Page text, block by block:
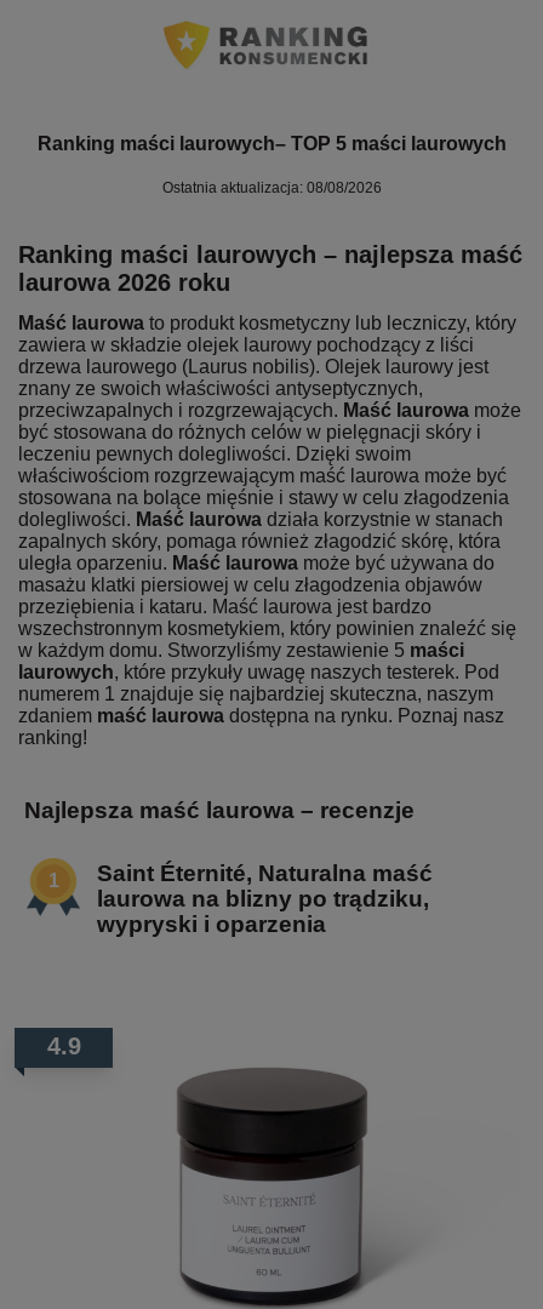
Ranking maści laurowych– TOP 5 maści laurowych
Ostatnia aktualizacja: 08/08/2026
Ranking maści laurowych – najlepsza maść
laurowa 2026 roku
Maść laurowa to produkt kosmetyczny lub leczniczy, który
zawiera w składzie olejek laurowy pochodzący z liści
drzewa laurowego (Laurus nobilis). Olejek laurowy jest
znany ze swoich właściwości antyseptycznych,
przeciwzapalnych i rozgrzewających. Maść laurowa może
być stosowana do różnych celów w pielęgnacji skóry i
leczeniu pewnych dolegliwości. Dzięki swoim
właściwościom rozgrzewającym maść laurowa może być
stosowana na bolące mięśnie i stawy w celu złagodzenia
dolegliwości. Maść laurowa działa korzystnie w stanach
zapalnych skóry, pomaga również złagodzić skórę, która
uległa oparzeniu. Maść laurowa może być używana do
masażu klatki piersiowej w celu złagodzenia objawów
przeziębienia i kataru. Maść laurowa jest bardzo
wszechstronnym kosmetykiem, który powinien znaleźć się
w każdym domu. Stworzyliśmy zestawienie 5 maści
laurowych, które przykuły uwagę naszych testerek. Pod
numerem 1 znajduje się najbardziej skuteczna, naszym
zdaniem maść laurowa dostępna na rynku. Poznaj nasz
ranking!
Najlepsza maść laurowa – recenzje
Saint Éternité, Naturalna maść
laurowa na blizny po trądziku,
wypryski i oparzenia
4.9